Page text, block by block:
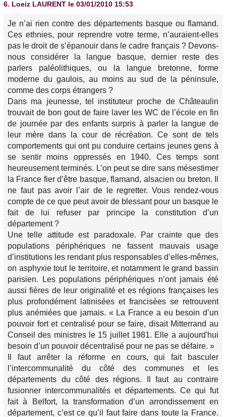
6. Loeiz LAURENT le 03/01/2010 15:53
Je n’ai rien contre des départements basque ou flamand.
Ces ethnies, pour reprendre votre terme, n’auraient-elles
pas le droit de s’épanouir dans le cadre français ? Devons-
nous considérer la langue basque, dernier reste des
parlers paléolithiques, ou la langue bretonne, forme
moderne du gaulois, au moins au sud de la péninsule,
comme des corps étrangers ?
Dans ma jeunesse, tel instituteur proche de Châteaulin
trouvait de bon gout de faire laver les WC de l’école en fin
de journée par des enfants surpris à parler la langue de
leur mère dans la cour de récréation. Ce sont de tels
comportements qui ont pu conduire certains jeunes gens à
se sentir moins oppressés en 1940. Ces temps sont
heureusement terminés. L’on peut se dire sans mésestimer
la France fier d’être basque, flamand, alsacien ou breton. Il
ne faut pas avoir l’air de le regretter. Vous rendez-vous
compte de ce que peut avoir de blessant pour un basque le
fait de lui refuser par principe la constitution d’un
département ?
Une telle attitude est paradoxale. Par crainte que des
populations périphériques ne fassent mauvais usage
d’institutions les rendant plus responsables d’elles-mêmes,
on asphyxie tout le territoire, et notamment le grand bassin
parisien. Les populations périphériques n’ont jamais été
aussi fières de leur originalité et es régions françaises les
plus profondément latinisées et francisées se retrouvent
plus anémiées que jamais. « La France a eu besoin d’un
pouvoir fort et centralisé pour se faire, disait Mitterrand au
Conseil des ministres le 15 juillet 1981. Elle a aujourd'hui
besoin d’un pouvoir décentralisé pour ne pas se défaire. »
Il faut arrêter la réforme en cours, qui fait basculer
l’intercommunalité du côté des communes et les
départements du côté des régions. Il faut au contraire
fusionner intercommunalités et départements. Ce qui fut
fait à Belfort, la transformation d’un arrondissement en
département, c’est ce qu’il faut faire dans toute la France.